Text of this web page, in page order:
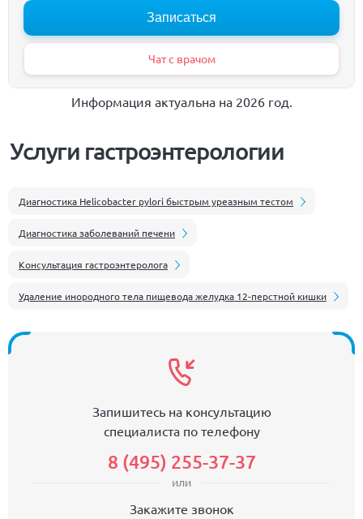
Записаться
Чат с врачом
Информация актуальна на 2026 год.
Услуги гастроэнтерологии
Диагностика Helicobacter pylori быстрым уреазным тестом
Диагностика заболеваний печени
Консультация гастроэнтеролога
Удаление инородного тела пищевода желудка 12-перстной кишки
Запишитесь на консультацию
специалиста по телефону
8 (495) 255-37-37
или
Закажите звонок